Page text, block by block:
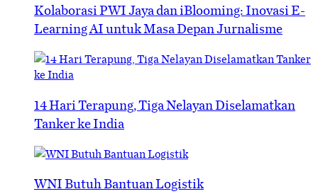
Kolaborasi PWI Jaya dan iBlooming: Inovasi E-
Learning AI untuk Masa Depan Jurnalisme
14 Hari Terapung, Tiga Nelayan Diselamatkan
Tanker ke India
WNI Butuh Bantuan Logistik